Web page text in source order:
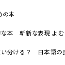
の本
本 斬新な表現 よむ
い分ける？ 日本語の